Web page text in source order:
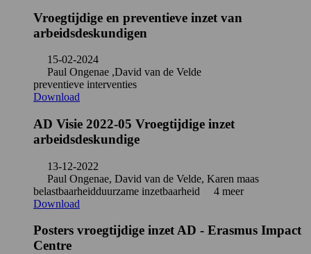
Vroegtijdige en preventieve inzet van
arbeidsdeskundigen
15-02-2024
Paul Ongenae ,David van de Velde
preventieve interventies
Download
AD Visie 2022-05 Vroegtijdige inzet
arbeidsdeskundige
13-12-2022
Paul Ongenae, David van de Velde, Karen maas
belastbaarheidduurzame inzetbaarheid
4 meer
Download
Posters vroegtijdige inzet AD - Erasmus Impact
Centre